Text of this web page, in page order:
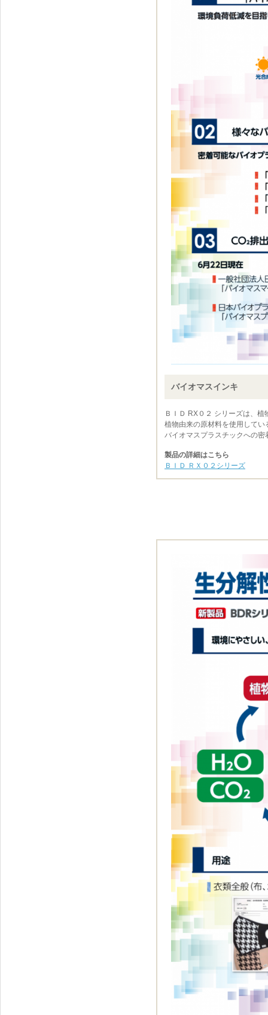
バイオマスインキ
ＢＩＤ RX０２ シリーズは、
植物由来の原材料を使用して
バイオマスプラスチックへの
製品の詳細はこちら
ＢＩＤ ＲＸ０２シリーズ